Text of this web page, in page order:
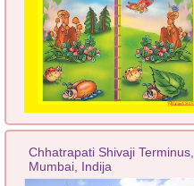
Chhatrapati Shivaji Terminus,
Mumbai, Indija